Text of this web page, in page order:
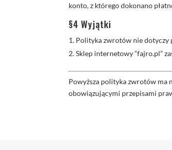
konto, z którego dokonano
§4 Wyjątki
Polityka zwrotów nie
Sklep internetowy “fajro.pl”
Powyższa polityka zwrotów ma
obowiązującymi przepisami